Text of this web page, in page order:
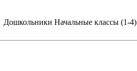
Дошкольники Начальные классы (1-4)